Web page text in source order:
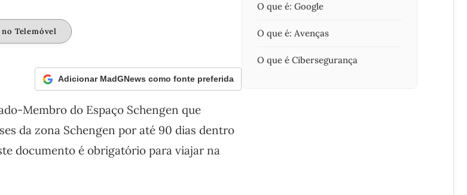
no Telemóvel
Adicionar MadGNews como fonte preferida
Membro do Espaço Schengen que
da zona Schengen por até 90 dias dentro
documento é obrigatório para viajar na
O que é: Google
O que é: Avenças
O que é Cibersegurança